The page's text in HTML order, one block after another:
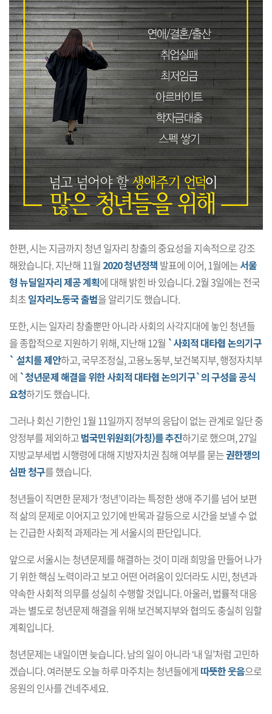
한편, 시는 지금까지 청년 일자리 창출의 중요성을 지속적으로 강조
해왔습니다. 지난해 11월 2020 청년정책 발표에 이어, 1월에는서울
형 뉴딜일자리 제공 계획에 대해 밝힌 바 있습니다. 2월 3일에는 전국
최초일자리노동국 출범을 알리기도 했습니다.
또한, 시는 일자리 창출뿐만 아니라 사회의 사각지대에 놓인 청년들
을 종합적으로 지원하기 위해, 지난해 12월 `사회적 대타협 논의기구
` 설치를 제안하고, 국무조정실, 고용노동부, 보건복지부, 행정자치부
에 `청년문제 해결을 위한 사회적 대타협 논의기구`의 구성을 공식
요청하기도 했습니다.
그러나 회신 기한인 1월 11일까지 정부의 응답이 없는 관계로 일단 중
앙정부를 제외하고범국민위원회(가칭)를 추진하기로 했으며, 27일
지방교부세법 시행령에 대해 지방자치권 침해 여부를 묻는권한쟁의
심판 청구를 했습니다.
청년들이 직면한 문제가 ‘청년’이라는 특정한 생애 주기를 넘어 보편
적 삶의 문제로 이어지고 있기에 반목과 갈등으로 시간을 보낼 수 없
는 긴급한 사회적 과제라는 게 서울시의 판단입니다.
앞으로 서울시는 청년문제를 해결하는 것이 미래 희망을 만들어 나가
기 위한 핵심 노력이라고 보고 어떤 어려움이 있더라도 시민, 청년과
약속한 사회적 의무를 성실히 수행할 것입니다. 아울러, 법률적 대응
과는 별도로 청년문제 해결을 위해 보건복지부와 협의도 충실히 임할
계획입니다.
청년문제는 내일이면 늦습니다. 남의 일이 아니라 ‘내 일’처럼 고민하
겠습니다. 여러분도 오늘 하루 마주치는 청년들에게 따뜻한 웃음으로
응원의 인사를 건네주세요.